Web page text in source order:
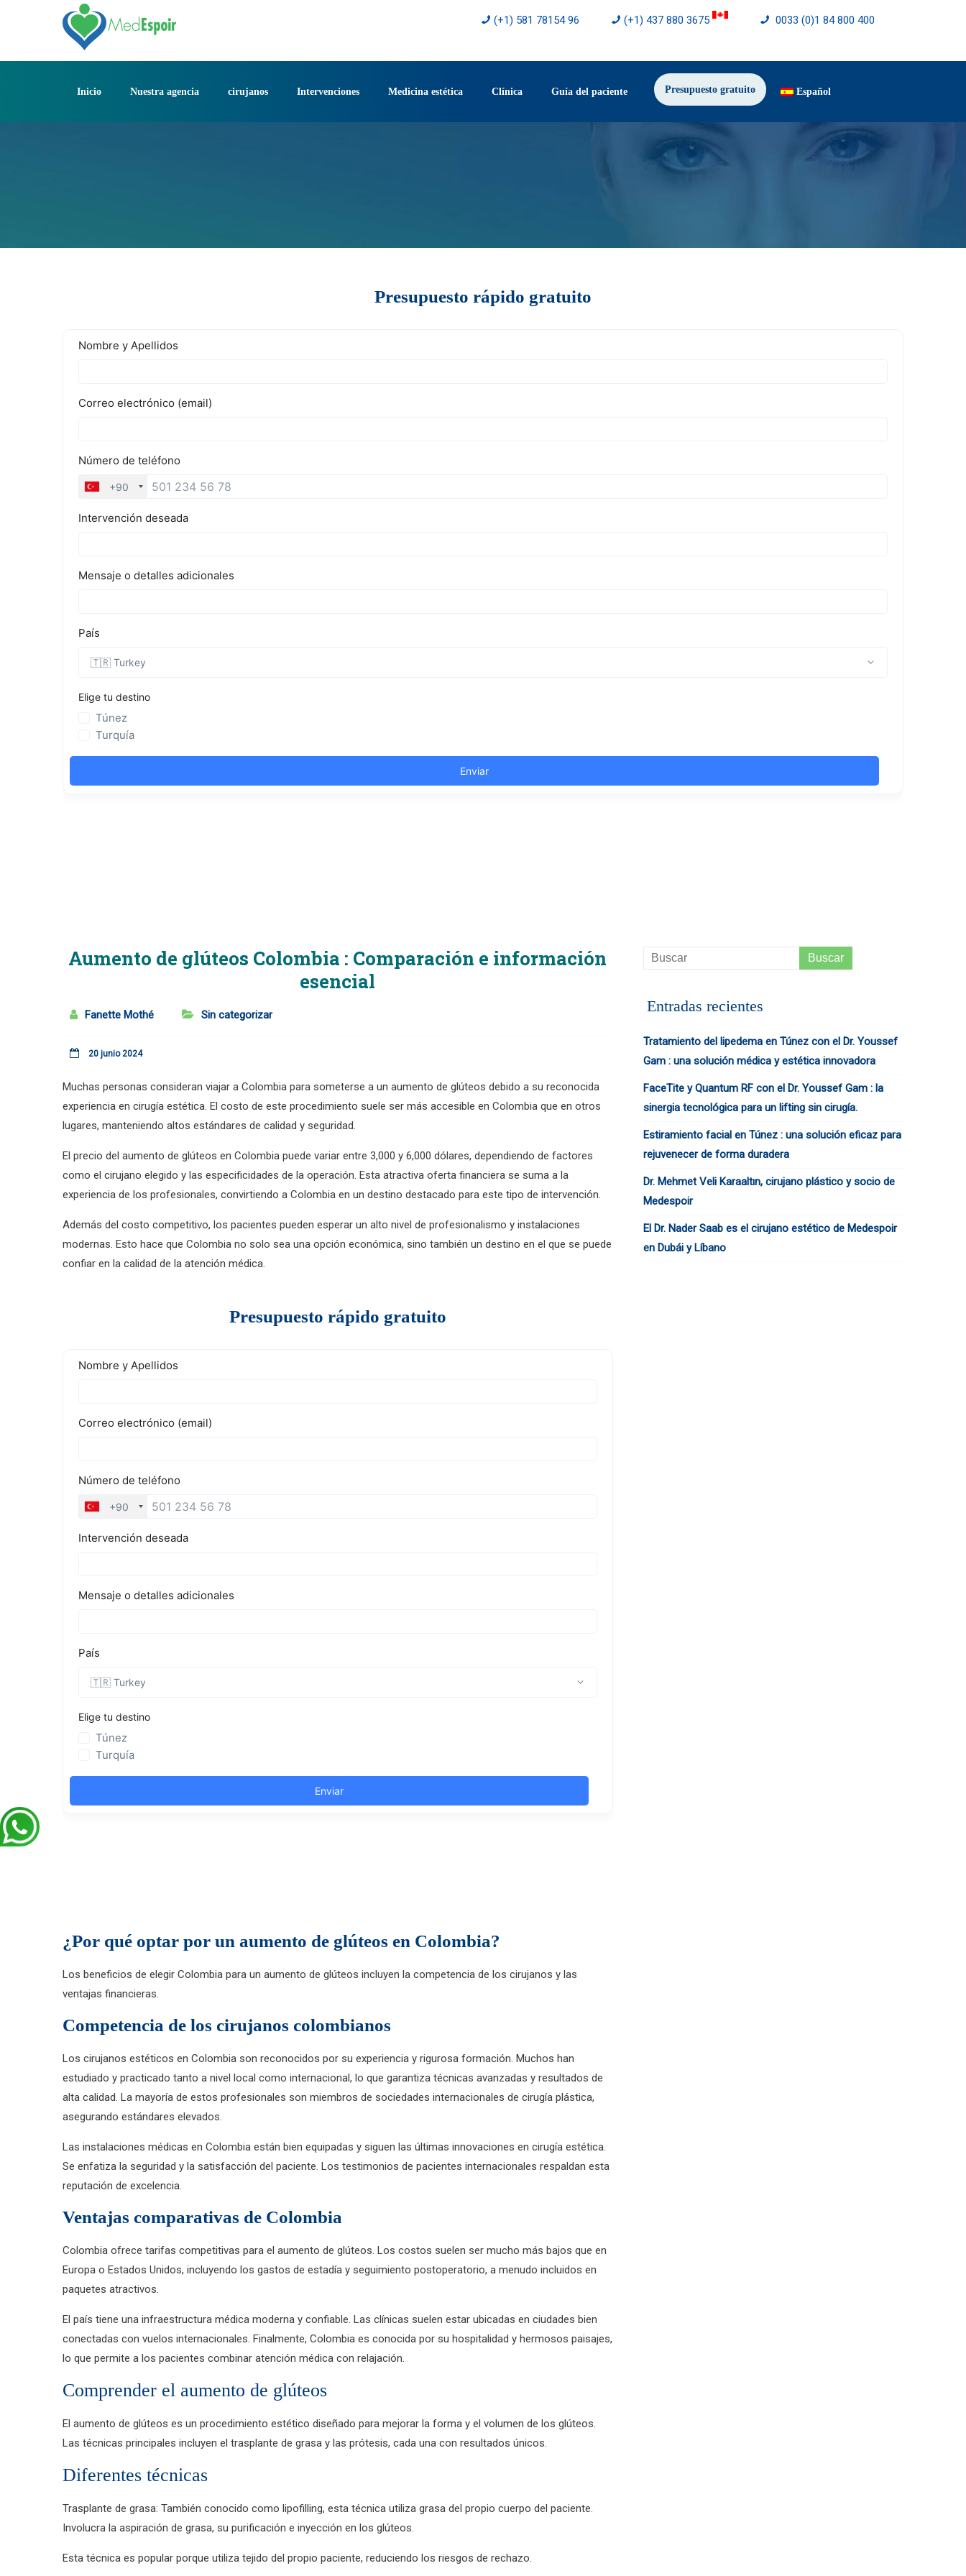
(+1) 581 78154 96 (+1) 437 880 3675 0033 (0)1 84 800 400
Inicio Nuestra agencia cirujanos Intervenciones Medicina estética Clínica Guía del paciente Presupuesto gratuito Español
Presupuesto rápido gratuito
Aumento de glúteos Colombia : Comparación e información
esencial
Fanette Mothé Sin categorizar
20 junio 2024
Muchas personas consideran viajar a Colombia para someterse a un aumento de glúteos debido a su reconocida
experiencia en cirugía estética. El costo de este procedimiento suele ser más accesible en Colombia que en otros
lugares, manteniendo altos estándares de calidad y seguridad.
El precio del aumento de glúteos en Colombia puede variar entre 3,000 y 6,000 dólares, dependiendo de factores
como el cirujano elegido y las especificidades de la operación. Esta atractiva oferta financiera se suma a la
experiencia de los profesionales, convirtiendo a Colombia en un destino destacado para este tipo de intervención.
Además del costo competitivo, los pacientes pueden esperar un alto nivel de profesionalismo y instalaciones
modernas. Esto hace que Colombia no solo sea una opción económica, sino también un destino en el que se puede
confiar en la calidad de la atención médica.
Presupuesto rápido gratuito
¿Por qué optar por un aumento de glúteos en Colombia?
Los beneficios de elegir Colombia para un aumento de glúteos incluyen la competencia de los cirujanos y las
ventajas financieras.
Competencia de los cirujanos colombianos
Los cirujanos estéticos en Colombia son reconocidos por su experiencia y rigurosa formación. Muchos han
estudiado y practicado tanto a nivel local como internacional, lo que garantiza técnicas avanzadas y resultados de
alta calidad. La mayoría de estos profesionales son miembros de sociedades internacionales de cirugía plástica,
asegurando estándares elevados.
Las instalaciones médicas en Colombia están bien equipadas y siguen las últimas innovaciones en cirugía estética.
Se enfatiza la seguridad y la satisfacción del paciente. Los testimonios de pacientes internacionales respaldan esta
reputación de excelencia.
Ventajas comparativas de Colombia
Colombia ofrece tarifas competitivas para el aumento de glúteos. Los costos suelen ser mucho más bajos que en
Europa o Estados Unidos, incluyendo los gastos de estadía y seguimiento postoperatorio, a menudo incluidos en
paquetes atractivos.
El país tiene una infraestructura médica moderna y confiable. Las clínicas suelen estar ubicadas en ciudades bien
conectadas con vuelos internacionales. Finalmente, Colombia es conocida por su hospitalidad y hermosos paisajes,
lo que permite a los pacientes combinar atención médica con relajación.
Comprender el aumento de glúteos
El aumento de glúteos es un procedimiento estético diseñado para mejorar la forma y el volumen de los glúteos.
Las técnicas principales incluyen el trasplante de grasa y las prótesis, cada una con resultados únicos.
Diferentes técnicas
Trasplante de grasa: También conocido como lipofilling, esta técnica utiliza grasa del propio cuerpo del paciente.
Involucra la aspiración de grasa, su purificación e inyección en los glúteos.
Esta técnica es popular porque utiliza tejido del propio paciente, reduciendo los riesgos de rechazo.
Entradas recientes
Tratamiento del lipedema en Túnez con el Dr. Youssef
Gam : una solución médica y estética innovadora
FaceTite y Quantum RF con el Dr. Youssef Gam : la
sinergia tecnológica para un lifting sin cirugía.
Estiramiento facial en Túnez : una solución eficaz para
rejuvenecer de forma duradera
Dr. Mehmet Veli Karaaltın, cirujano plástico y socio de
Medespoir
El Dr. Nader Saab es el cirujano estético de Medespoir
en Dubái y Líbano